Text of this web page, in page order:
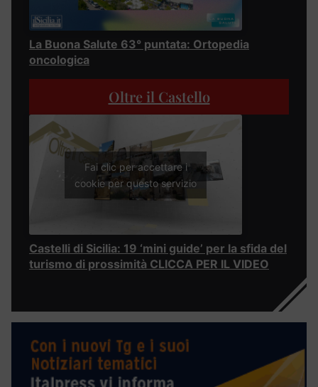
La Buona Salute 63° puntata: Ortopedia
oncologica
Oltre il Castello
Fai clic per accettare i
cookie per questo servizio
Castelli di Sicilia: 19 ‘mini guide’ per la sfida del
turismo di prossimità CLICCA PER IL VIDEO